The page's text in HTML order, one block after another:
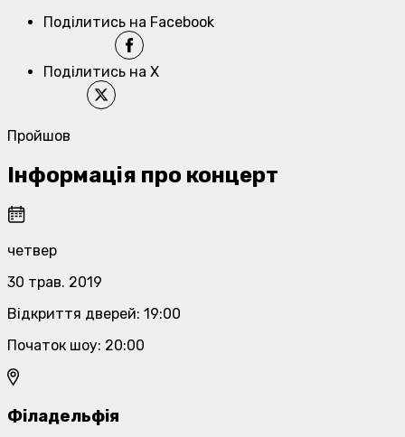
Поділитись на Facebook
Поділитись на X
Пройшов
Інформація про концерт
четвер
30 трав. 2019
Відкриття дверей: 19:00
Початок шоу: 20:00
Філадельфія